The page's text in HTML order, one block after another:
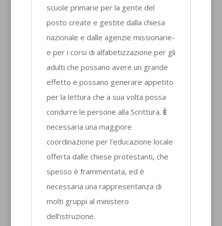
scuole primarie per la gente del
posto create e gestite dalla chiesa
nazionale e dalle agenzie missionarie-
e per i corsi di alfabetizzazione per gli
adulti che possano avere un grande
effetto e possano generare appetito
per la lettura che a sua volta possa
condurre le persone alla Scrittura. È
necessaria una maggiore
coordinazione per l’educazione locale
offerta dalle chiese protestanti, che
spesso è frammentata, ed è
necessaria una rappresentanza di
molti gruppi al ministero
dell’istruzione.